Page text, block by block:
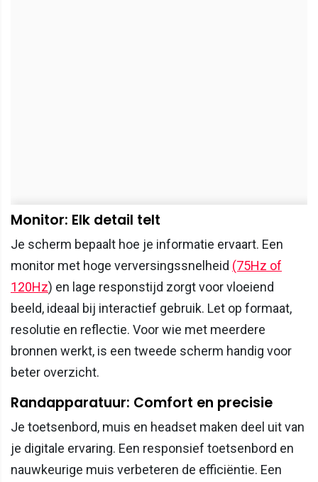
Monitor: Elk detail telt
Je scherm bepaalt hoe je informatie ervaart. Een
monitor met hoge verversingssnelheid (75Hz of
120Hz) en lage responstijd zorgt voor vloeiend
beeld, ideaal bij interactief gebruik. Let op formaat,
resolutie en reflectie. Voor wie met meerdere
bronnen werkt, is een tweede scherm handig voor
beter overzicht.
Randapparatuur: Comfort en precisie
Je toetsenbord, muis en headset maken deel uit van
je digitale ervaring. Een responsief toetsenbord en
nauwkeurige muis verbeteren de efficiëntie. Een